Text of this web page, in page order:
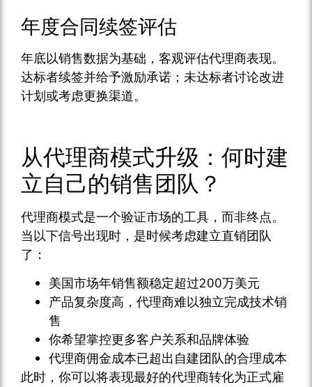
年度合同续签评估
年底以销售数据为基础，客观评估代理商表现。
达标者续签并给予激励承诺；未达标者讨论改进
计划或考虑更换渠道。
从代理商模式升级：何时建
立自己的销售团队？
代理商模式是一个验证市场的工具，而非终点。
当以下信号出现时，是时候考虑建立直销团队
了：
美国市场年销售额稳定超过200万美元
产品复杂度高，代理商难以独立完成技术销
售
你希望掌控更多客户关系和品牌体验
代理商佣金成本已超出自建团队的合理成本
此时，你可以将表现最好的代理商转化为正式雇